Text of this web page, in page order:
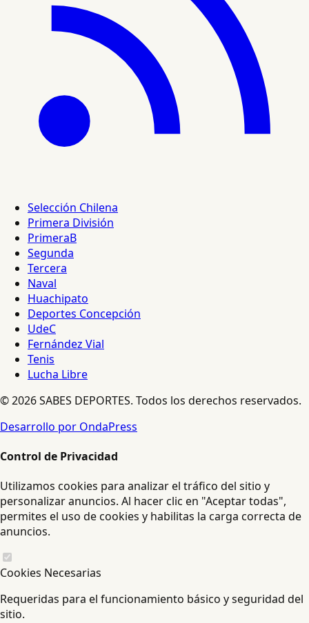
Selección Chilena
Primera División
PrimeraB
Segunda
Tercera
Naval
Huachipato
Deportes Concepción
UdeC
Fernández Vial
Tenis
Lucha Libre
© 2026 SABES DEPORTES. Todos los derechos reservados.
Desarrollo por OndaPress
Control de Privacidad
Utilizamos cookies para analizar el tráfico del sitio y
personalizar anuncios. Al hacer clic en "Aceptar todas",
permites el uso de cookies y habilitas la carga correcta de
anuncios.
Cookies Necesarias
Requeridas para el funcionamiento básico y seguridad del
sitio.